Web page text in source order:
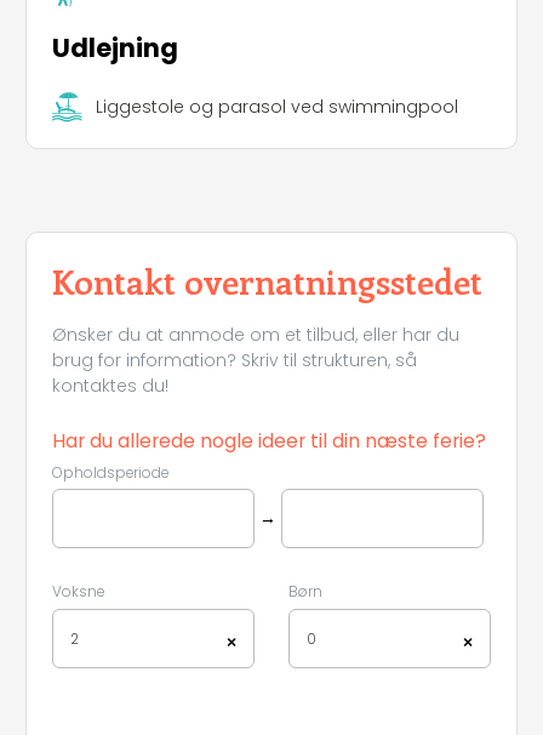
Udlejning
Liggestole og parasol ved swimmingpool
Kontakt overnatningsstedet
Ønsker du at anmode om et tilbud, eller har du
brug for information? Skriv til strukturen, så
kontaktes du!
Har du allerede nogle ideer til din næste ferie?
Opholdsperiode
→
Voksne
×
2
Børn
×
0